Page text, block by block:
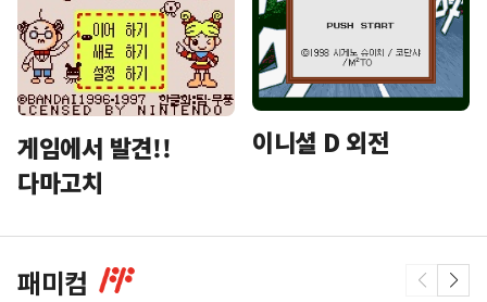
게임에서 발견!!
다마고치
이니셜 D 외전
패미컴